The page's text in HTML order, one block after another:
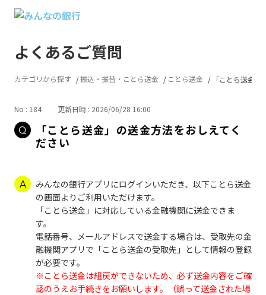
よくあるご質問
カテゴリから探す 振込・振替・ことら送金 ことら送金 「ことら送金
No : 184 更新日時 : 2026/06/28 16:00
「ことら送金」の送金方法をおしえてく
ださい
みんなの銀行アプリにログインいただき、以下ことら送金
の画面よりご利用いただけます。
「ことら送金」に対応している金融機関に送金できま
す。
電話番号、メールアドレスで送金する場合は、受取先の金
融機関アプリで「ことら送金の受取先」として情報の登録
が必要です。
※ことら送金は組戻ができないため、必ず送金内容をご確
認のうえお手続きをお願いします。（誤って送金された場